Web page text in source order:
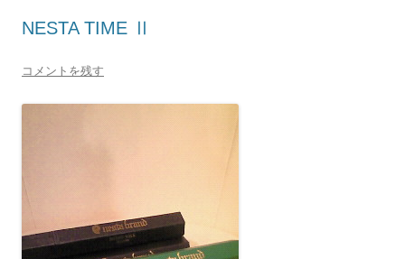
NESTA TIME Ⅱ
コメントを残す